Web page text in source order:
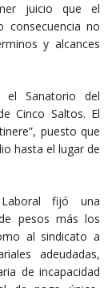
juicio que el
consecuencia no
y alcances
el Sanatorio del
Cinco Saltos. El
puesto que
hasta el lugar de
fijó una
pesos más los
al sindicato a
adeudadas,
de incapacidad